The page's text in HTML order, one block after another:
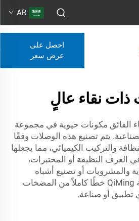
AR
احصل على
عرض سعر
ذات نقاء عالٍ
الفائق مكونات حيوية في مجموعة
يتم تصنيع هذه الوصلات وفقًا
والتركيب الكيميائي، مما يجعلها
الغرف النظيفة أو المختبرات،
والمشروبات أو تصنيع أشباه
الموصلات. وتقدم شركة QiMing خطًا كاملاً من المضخات
تطبيق أو صناعة.